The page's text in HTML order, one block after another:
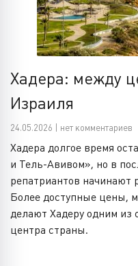
Хадера: между
Израиля
24.05.2026 | нет комментариев
Хадера долгое время
и Тель-Авивом», но в
репатриантов начинают
Более доступные цены,
делают Хадеру одним из
центра страны.